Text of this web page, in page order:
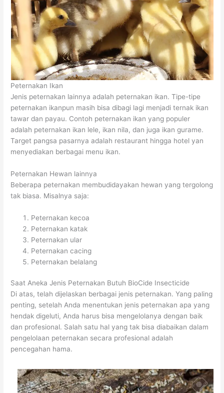
Peternakan Ikan
Jenis peternakan lainnya adalah peternakan ikan. Tipe-tipe
peternakan ikanpun masih bisa dibagi lagi menjadi ternak ikan
tawar dan payau. Contoh peternakan ikan yang populer
adalah peternakan ikan lele, ikan nila, dan juga ikan gurame.
Target pangsa pasarnya adalah restaurant hingga hotel yan
menyediakan berbagai menu ikan.
Peternakan Hewan lainnya
Beberapa peternakan membudidayakan hewan yang tergolong
tak biasa. Misalnya saja:
Peternakan kecoa
Peternakan katak
Peternakan ular
Peternakan cacing
Peternakan belalang
Saat Aneka Jenis Peternakan Butuh BioCide Insecticide
Di atas, telah dijelaskan berbagai jenis peternakan. Yang paling
penting, setelah Anda menentukan jenis peternakan apa yang
hendak digeluti, Anda harus bisa mengelolanya dengan baik
dan profesional. Salah satu hal yang tak bisa diabaikan dalam
pengelolaan peternakan secara profesional adalah
pencegahan hama.